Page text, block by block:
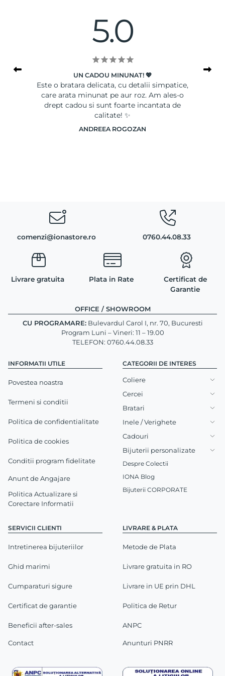
5.0
UN CADOU MINUNAT! 💖
Este o bratara delicata, cu detalii simpatice,
care arata minunat pe aur roz. Am ales-o
drept cadou si sunt foarte incantata de
calitate! ✨
ANDREEA ROGOZAN
comenzi@ionastore.ro 0760.44.08.33
Livrare gratuita Plata in Rate
Certificat de
Garantie
INFORMATII UTILE
Povestea noastra
Termeni si conditii
Politica de confidentialitate
Politica de cookies
Conditii program fidelitate
Anunt de Angajare
Politica Actualizare si
Corectare Informatii
SERVICII CLIENTI
Intretinerea bijuteriilor
Ghid marimi
Cumparaturi sigure
Certificat de garantie
Beneficii after-sales
Contact
LIVRARE & PLATA
Metode de Plata
Livrare gratuita in RO
Livrare in UE prin DHL
Politica de Retur
ANPC
Anunturi PNRR
OFFICE / SHOWROOM
CU PROGRAMARE:Bulevardul Carol I, nr. 70, Bucuresti
Program Luni – Vineri: 11 – 19.00
TELEFON: 0760.44.08.33
CATEGORII DE INTERES
Coliere
Cercei
Bratari
Inele / Verighete
Cadouri
Bijuterii personalizate
Despre Colectii
IONA Blog
Bijuterii CORPORATE